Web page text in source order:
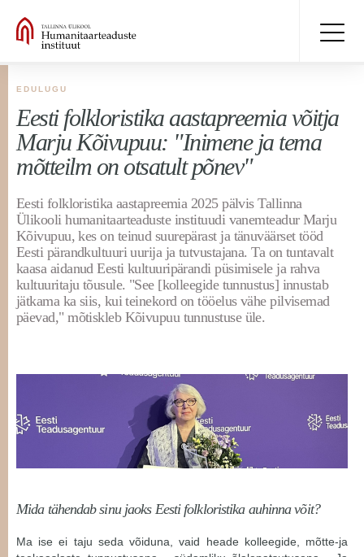
EDULUGU
Eesti folkloristika aastapreemia võitja
Marju Kõivupuu: "Inimene ja tema
mõtteilm on otsatult põnev"
Eesti folkloristika aastapreemia 2025 pälvis Tallinna
Ülikooli humanitaarteaduste instituudi vanemteadur Marju
Kõivupuu, kes on teinud suurepärast ja tänuväärset tööd
Eesti pärandkultuuri uurija ja tutvustajana. Ta on tuntavalt
kaasa aidanud Eesti kultuuripärandi püsimisele ja rahva
kultuuritaju tõusule. "See [kolleegide tunnustus] innustab
jätkama ka siis, kui teinekord on tööelus vähe pilvisemad
päevad," mõtiskleb Kõivupuu tunnustuse üle.
Mida tähendab sinu jaoks Eesti folkloristika auhinna võit?
Ma ise ei taju seda võiduna, vaid heade kolleegide, mõtte-ja